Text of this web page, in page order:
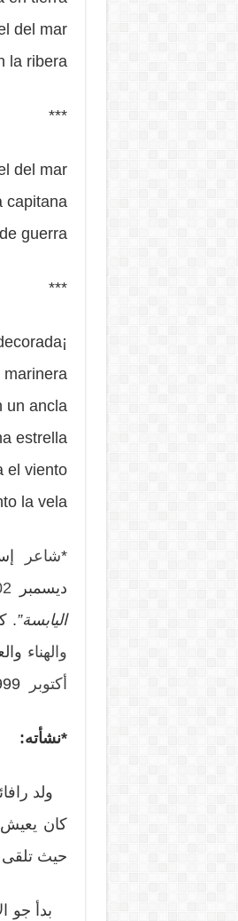
del mar
la ribera.
***
del mar
capitana
guerra.
***
¡Oh mi voz condecorada
un ancla
estrella
el viento
la vela!
*شاعر
ديسمبر
اليابسة”.
والهناء
أكتوبر
1999.
*نشأته:
ولد
كان يعيش
حيث تلقى
بدأ جو